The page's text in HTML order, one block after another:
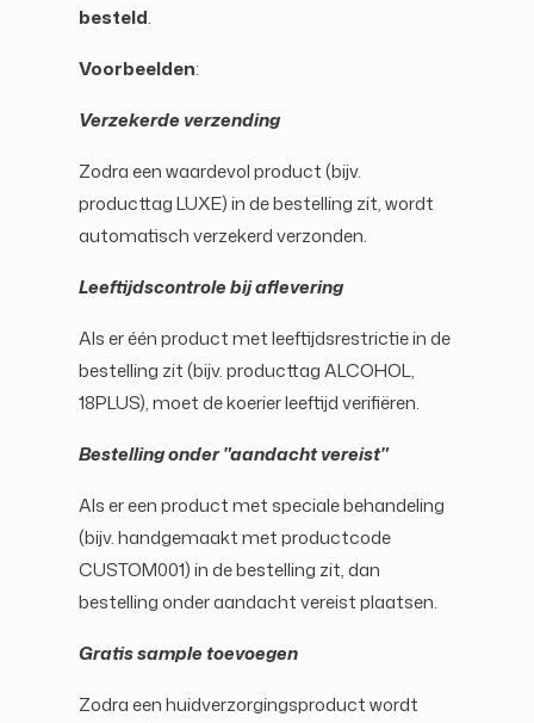
besteld.
Voorbeelden:
Verzekerde verzending
Zodra een waardevol product (bijv.
producttag LUXE) in de bestelling zit, wordt
automatisch verzekerd verzonden.
Leeftijdscontrole bij aflevering
Als er één product met leeftijdsrestrictie in de
bestelling zit (bijv. producttag ALCOHOL,
18PLUS), moet de koerier leeftijd verifiëren.
Bestelling onder "aandacht vereist"
Als er een product met speciale behandeling
(bijv. handgemaakt met productcode
CUSTOM001) in de bestelling zit, dan
bestelling onder aandacht vereist plaatsen.
Gratis sample toevoegen
Zodra een huidverzorgingsproduct wordt